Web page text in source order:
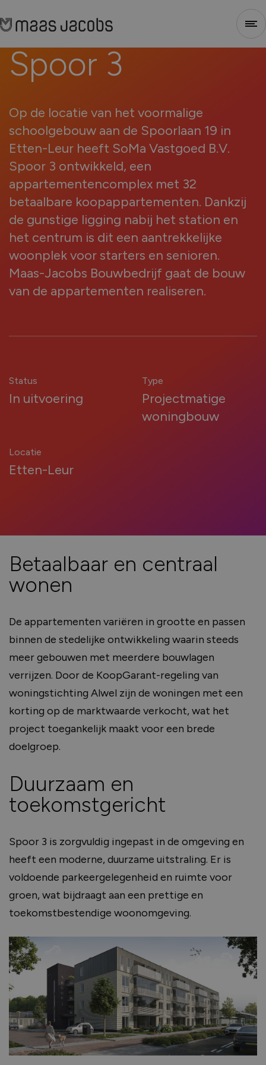
Stap 1 - Selecteer type
Voor welk soort project heb je nieuwe
kozijnen nodig?
Renovatie (Je vervangt de kozijnen van een
Nieuwbouw (Je bouwt een nieuw huis en hebt
Welk type service zoek je voor jouw
Inclusief montage
Alleen leveren
Spoor 3
Op de locatie van het voormalige
schoolgebouw aan de Spoorlaan 19 in
Etten-Leur heeft SoMa Vastgoed B.V.
Spoor 3 ontwikkeld, een
appartementencomplex met 32
betaalbare koopappartementen. Dankzij
de gunstige ligging nabij het station en
het centrum is dit een aantrekkelijke
woonplek voor starters en senioren.
Maas-Jacobs Bouwbedrijf gaat de bouw
van de appartementen realiseren.
Status
In uitvoering
Type
Projectmatige
woningbouw
Locatie
Etten-Leur
Betaalbaar en centraal
wonen
De appartementen variëren in grootte en passen
binnen de stedelijke ontwikkeling waarin steeds
meer gebouwen met meerdere bouwlagen
verrijzen. Door de KoopGarant-regeling van
woningstichting Alwel zijn de woningen met een
korting op de marktwaarde verkocht, wat het
project toegankelijk maakt voor een brede
doelgroep.
Duurzaam en
toekomstgericht
Spoor 3 is zorgvuldig ingepast in de omgeving en
heeft een moderne, duurzame uitstraling. Er is
voldoende parkeergelegenheid en ruimte voor
groen, wat bijdraagt aan een prettige en
toekomstbestendige woonomgeving.